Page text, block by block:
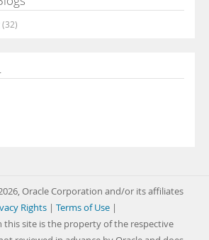
(32)
Oracle Corporation and/or its affiliates
Rights | Terms of Use |
site is the property of the respective